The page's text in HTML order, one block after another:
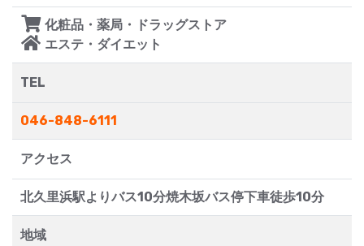
化粧品・薬局・ドラッグストア
エステ・ダイエット
TEL
046-848-6111
アクセス
北久里浜駅よりバス10分焼木坂バス停下車徒歩10分
地域